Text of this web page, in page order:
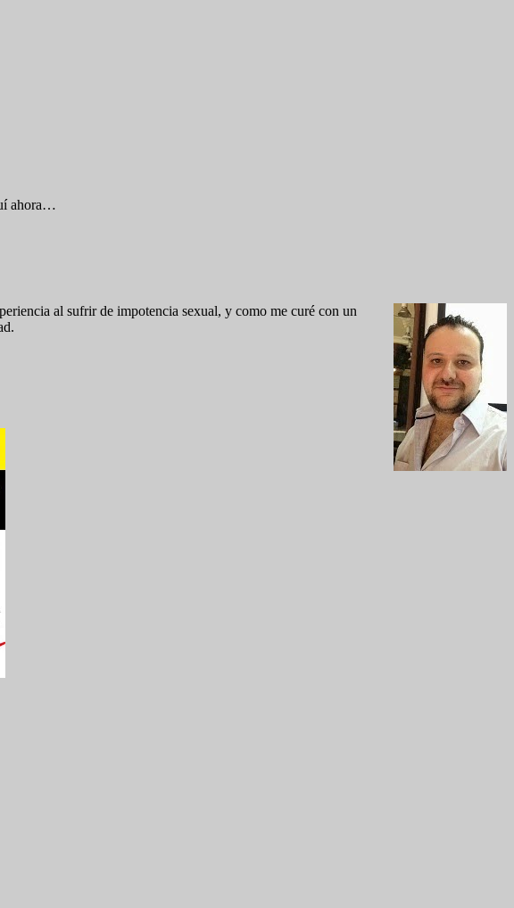
ahora…
al sufrir de impotencia sexual, y como me curé con un